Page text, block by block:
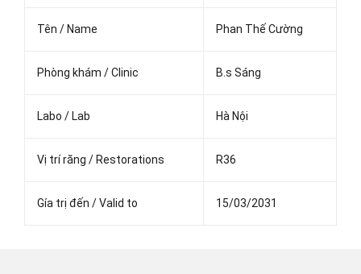
Tên / Name Phan Thế Cường
Phòng khám / Clinic B.s Sáng
Labo / Lab Hà Nội
Vị trí răng / Restorations R36
Gía trị đến / Valid to 15/03/2031